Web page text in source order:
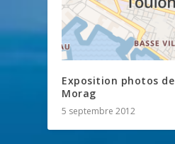
Exposition photos de
Morag
5 septembre 2012